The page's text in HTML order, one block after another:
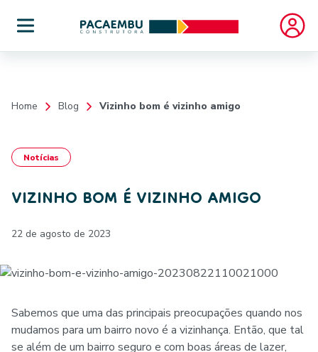
Home Blog Vizinho bom é vizinho amigo
Notícias
VIZINHO BOM É VIZINHO AMIGO
22 de agosto de 2023
Sabemos que uma das principais preocupações quando nos
mudamos para um bairro novo é a vizinhança. Então, que tal
se além de um bairro seguro e com boas áreas de lazer,